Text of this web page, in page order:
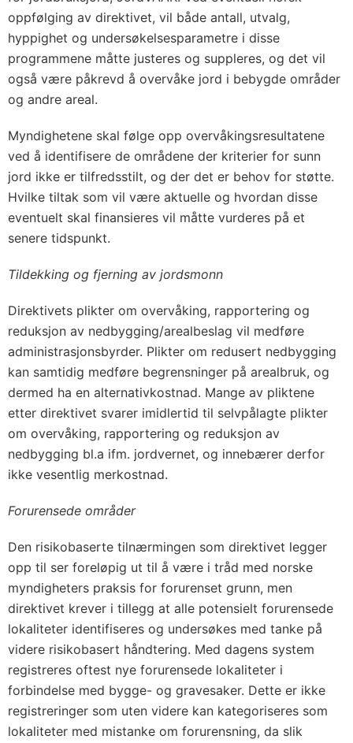
oppfølging av direktivet, vil både antall, utvalg,
hyppighet og undersøkelsesparametre i disse
programmene måtte justeres og suppleres, og det vil
også være påkrevd å overvåke jord i bebygde områder
og andre areal.
Myndighetene skal følge opp overvåkingsresultatene
ved å identifisere de områdene der kriterier for sunn
jord ikke er tilfredsstilt, og der det er behov for støtte.
Hvilke tiltak som vil være aktuelle og hvordan disse
eventuelt skal finansieres vil måtte vurderes på et
senere tidspunkt.
Tildekking og fjerning av jordsmonn
Direktivets plikter om overvåking, rapportering og
reduksjon av nedbygging/arealbeslag vil medføre
administrasjonsbyrder. Plikter om redusert nedbygging
kan samtidig medføre begrensninger på arealbruk, og
dermed ha en alternativkostnad. Mange av pliktene
etter direktivet svarer imidlertid til selvpålagte plikter
om overvåking, rapportering og reduksjon av
nedbygging bl.a ifm. jordvernet, og innebærer derfor
ikke vesentlig merkostnad.
Forurensede områder
Den risikobaserte tilnærmingen som direktivet legger
opp til ser foreløpig ut til å være i tråd med norske
myndigheters praksis for forurenset grunn, men
direktivet krever i tillegg at alle potensielt forurensede
lokaliteter identifiseres og undersøkes med tanke på
videre risikobasert håndtering. Med dagens system
registreres oftest nye forurensede lokaliteter i
forbindelse med bygge- og gravesaker. Dette er ikke
registreringer som uten videre kan kategoriseres som
lokaliteter med mistanke om forurensning, da slik